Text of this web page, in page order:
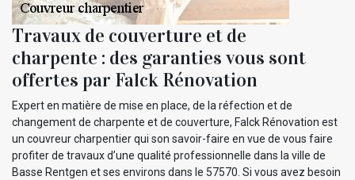
Travaux de couverture et de
charpente : des garanties vous sont
offertes par Falck Rénovation
Expert en matière de mise en place, de la réfection et de
changement de charpente et de couverture, Falck Rénovation est
un couvreur charpentier qui son savoir-faire en vue de vous faire
profiter de travaux d’une qualité professionnelle dans la ville de
Basse Rentgen et ses environs dans le 57570. Si vous avez besoin